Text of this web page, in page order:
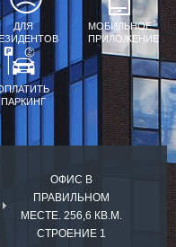
ДЛЯ
МОБИЛЬНОЕ
ПРИЛОЖЕНИЕ
ПАРКИНГ
ОФИС В
ПРАВИЛЬНОМ
МЕСТЕ. 256,6 КВ.М.
СТРОЕНИЕ 1